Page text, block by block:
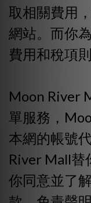
取相關費用
網站。而你
費用和稅項
Moon River
單服務，
本網的帳號
River Mall替
你同意並了